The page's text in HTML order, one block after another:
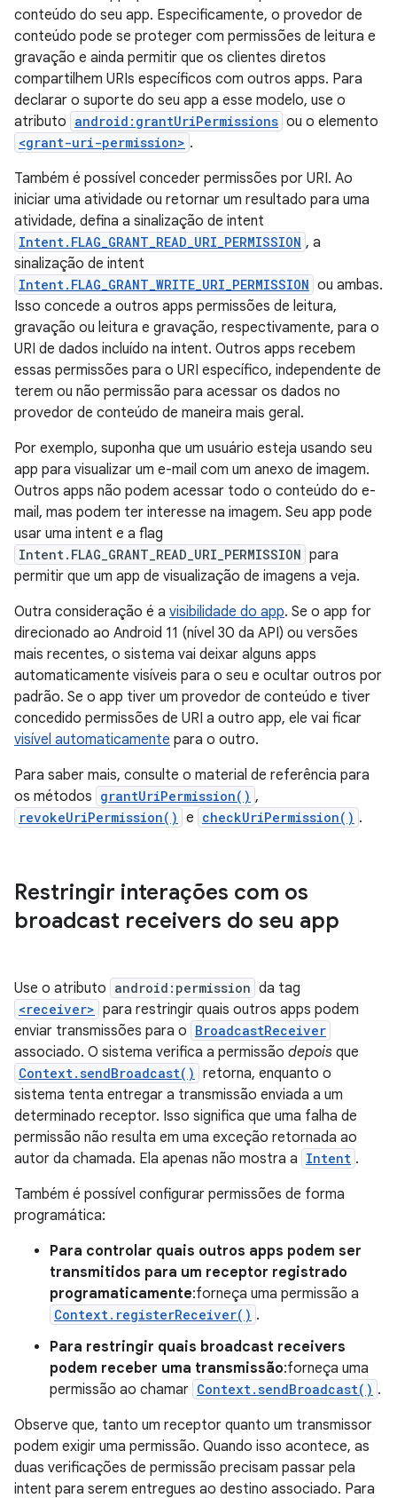
conteúdo do seu app. Especificamente, o provedor de
conteúdo pode se proteger com permissões de leitura e
gravação e ainda permitir que os clientes diretos
compartilhem URIs específicos com outros apps. Para
declarar o suporte do seu app a esse modelo, use o
atributo android:grantUriPermissions ou o elemento
<grant-uri-permission> .
Também é possível conceder permissões por URI. Ao
iniciar uma atividade ou retornar um resultado para uma
atividade, defina a sinalização de intent
Intent.FLAG_GRANT_READ_URI_PERMISSION , a
sinalização de intent
Intent.FLAG_GRANT_WRITE_URI_PERMISSION ou ambas.
Isso concede a outros apps permissões de leitura,
gravação ou leitura e gravação, respectivamente, para o
URI de dados incluído na intent. Outros apps recebem
essas permissões para o URI específico, independente de
terem ou não permissão para acessar os dados no
provedor de conteúdo de maneira mais geral.
Por exemplo, suponha que um usuário esteja usando seu
app para visualizar um e-mail com um anexo de imagem.
Outros apps não podem acessar todo o conteúdo do e-
mail, mas podem ter interesse na imagem. Seu app pode
usar uma intent e a flag
Intent.FLAG_GRANT_READ_URI_PERMISSION para
permitir que um app de visualização de imagens a veja.
Outra consideração é a visibilidade do app. Se o app for
direcionado ao Android 11 (nível 30 da API) ou versões
mais recentes, o sistema vai deixar alguns apps
automaticamente visíveis para o seu e ocultar outros por
padrão. Se o app tiver um provedor de conteúdo e tiver
concedido permissões de URI a outro app, ele vai ficar
visível automaticamente para o outro.
Para saber mais, consulte o material de referência para
os métodos grantUriPermission() ,
revokeUriPermission() e checkUriPermission() .
Restringir interações com os
broadcast receivers do seu app
Use o atributo android:permission da tag
<receiver> para restringir quais outros apps podem
enviar transmissões para o BroadcastReceiver
associado. O sistema verifica a permissão depois que
Context.sendBroadcast() retorna, enquanto o
sistema tenta entregar a transmissão enviada a um
determinado receptor. Isso significa que uma falha de
permissão não resulta em uma exceção retornada ao
autor da chamada. Ela apenas não mostra a Intent .
Também é possível configurar permissões de forma
programática:
Para controlar quais outros apps podem ser
transmitidos para um receptor registrado
programaticamente:forneça uma permissão a
Context.registerReceiver() .
Para restringir quais broadcast receivers
podem receber uma transmissão:forneça uma
permissão ao chamar Context.sendBroadcast() .
Observe que, tanto um receptor quanto um transmissor
podem exigir uma permissão. Quando isso acontece, as
duas verificações de permissão precisam passar pela
intent para serem entregues ao destino associado. Para